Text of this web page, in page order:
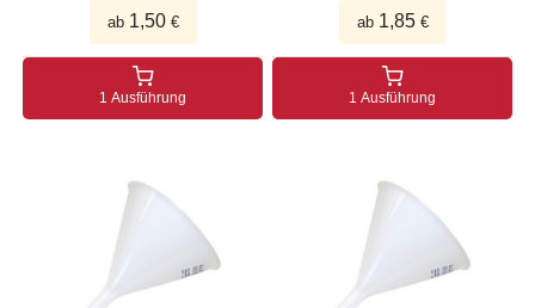
ab 1,50€
1 Ausführung
ab 1,85€
1 Ausführung